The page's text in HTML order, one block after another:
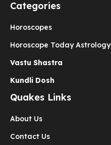
Categories
Horoscopes
Horoscope Today Astrology
Vastu Shastra
Kundli Dosh
Quakes Links
About Us
Contact Us